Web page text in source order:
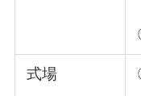
式場